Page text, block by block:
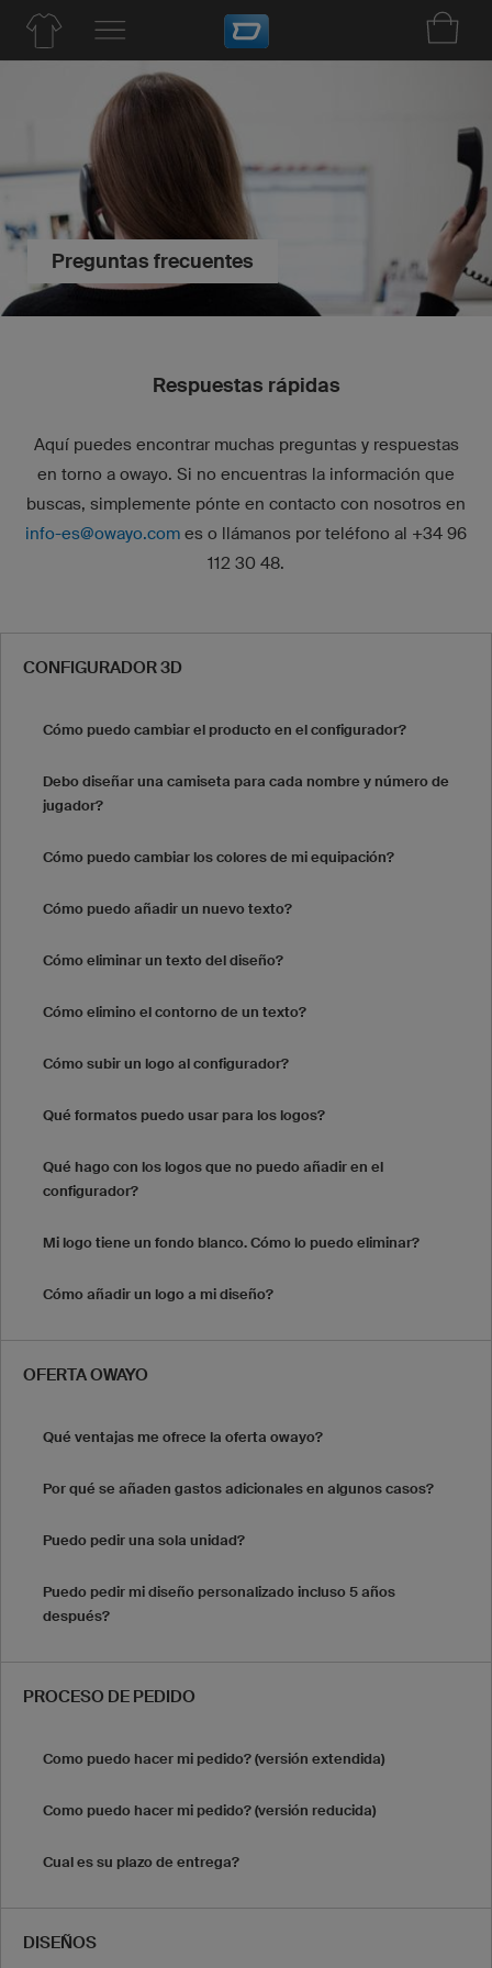
Preguntas frecuentes
Respuestas rápidas
Aquí puedes encontrar muchas preguntas y respuestas
en torno a owayo. Si no encuentras la información que
buscas, simplemente pónte en contacto con nosotros en
info-es@owayo.com es o llámanos por teléfono al +34 96
112 30 48.
CONFIGURADOR 3D
Cómo puedo cambiar el producto en el configurador?
Debo diseñar una camiseta para cada nombre y número de
jugador?
Cómo puedo cambiar los colores de mi equipación?
Cómo puedo añadir un nuevo texto?
Cómo eliminar un texto del diseño?
Cómo elimino el contorno de un texto?
Cómo subir un logo al configurador?
Qué formatos puedo usar para los logos?
Qué hago con los logos que no puedo añadir en el
configurador?
Mi logo tiene un fondo blanco. Cómo lo puedo eliminar?
Cómo añadir un logo a mi diseño?
OFERTA OWAYO
Qué ventajas me ofrece la oferta owayo?
Por qué se añaden gastos adicionales en algunos casos?
Puedo pedir una sola unidad?
Puedo pedir mi diseño personalizado incluso 5 años
después?
PROCESO DE PEDIDO
Como puedo hacer mi pedido? (versión extendida)
Como puedo hacer mi pedido? (versión reducida)
Cual es su plazo de entrega?
DISEÑOS